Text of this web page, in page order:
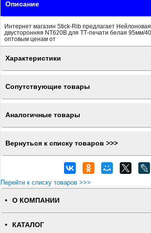
Описание
Интернет магазин Stick-Rib предлагает
двусторонняя NT620B для ТТ-печати белая 95мм/
оптовым ценам от
Характеристики
Сопутствующие товары
Аналогичные товары
Вернуться к списку товаров >>>
Перейти к списку товаров >>>
О КОМПАНИИ
КАТАЛОГ